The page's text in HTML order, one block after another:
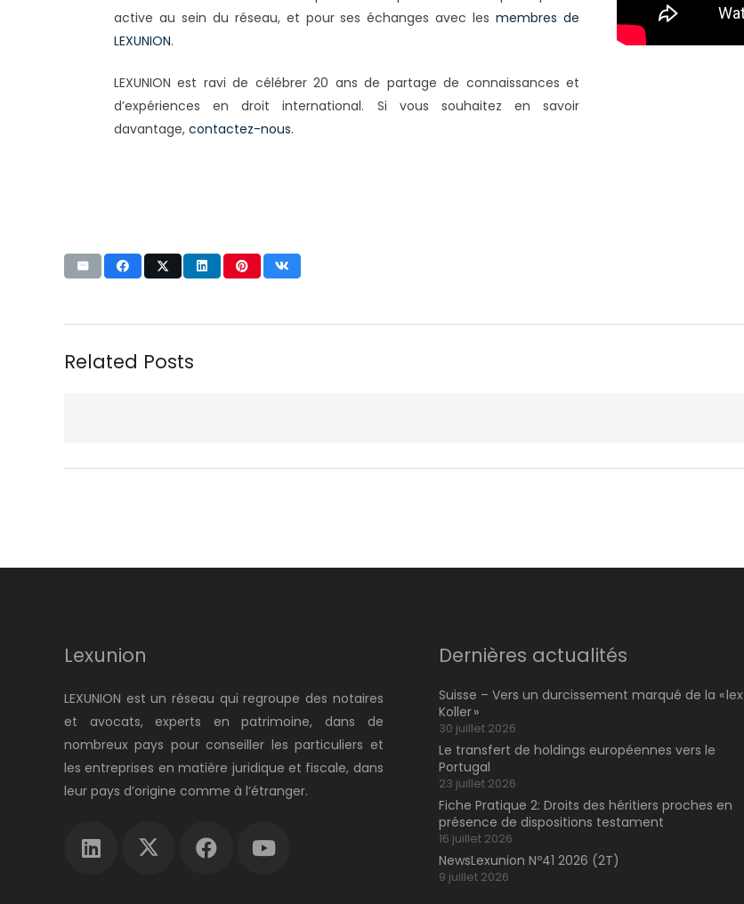
active au sein du réseau, et pour ses échanges avec lesmembres de
LEXUNION.
LEXUNION est ravi de célébrer 20 ans de partage de connaissances et
d’expériences en droit international. Si vous souhaitez en savoir
davantage, contactez-nous.
Related Posts
Lexunion
LEXUNION est un réseau qui regroupe des notaires
et avocats, experts en patrimoine, dans de
nombreux pays pour conseiller les particuliers et
les entreprises en matière juridique et fiscale, dans
leur pays d’origine comme à l’étranger.
Dernières actualités
Suisse – Vers un durcissement marqué de la « lex
Koller »
30 juillet 2026
Le transfert de holdings européennes vers le
Portugal
23 juillet 2026
Fiche Pratique 2: Droits des héritiers proches en
présence de dispositions testament
16 juillet 2026
NewsLexunion Nº41 2026 (2T)
9 juillet 2026